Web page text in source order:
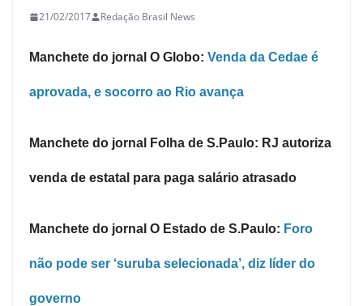
21/02/2017 Redação Brasil News
Manchete do jornal O Globo: Venda da Cedae é
aprovada, e socorro ao Rio avança
Manchete do jornal Folha de S.Paulo: RJ autoriza
venda de estatal para paga salário atrasado
Manchete do jornal O Estado de S.Paulo: Foro
não pode ser ‘suruba selecionada’, diz líder do
governo